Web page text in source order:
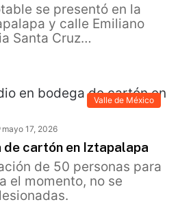
se presentó en la
y calle Emiliano
Santa Cruz…
Valle de México
mayo 17, 2026
de cartón en Iztapalapa
de 50 personas para
el momento, no se